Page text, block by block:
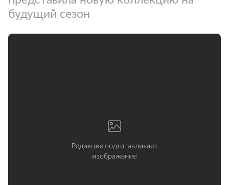
будущий сезон